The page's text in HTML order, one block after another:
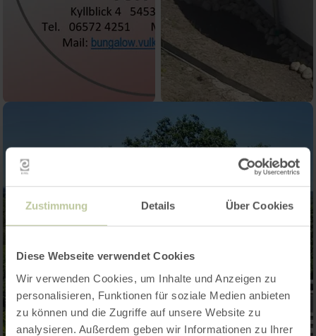
Zustimmung Details Über Cookies
Diese Webseite verwendet Cookies
Wir verwenden Cookies, um Inhalte und Anzeigen zu
personalisieren, Funktionen für soziale Medien anbieten
zu können und die Zugriffe auf unsere Website zu
analysieren. Außerdem geben wir Informationen zu Ihrer